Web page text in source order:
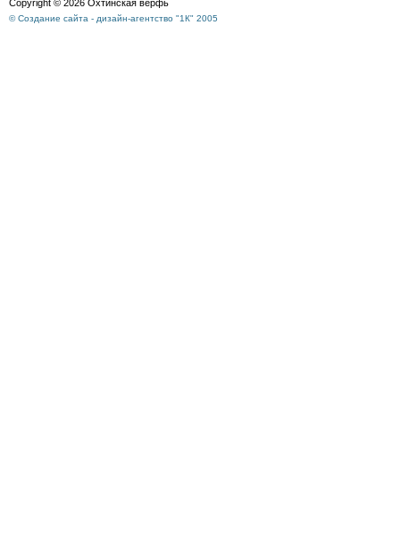
Copyright © 2026 Охтинская верфь
© Создание сайта - дизайн-агентство "1К" 2005